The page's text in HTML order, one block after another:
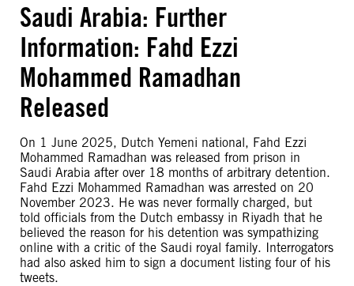
Saudi Arabia: Further
Information: Fahd Ezzi
Mohammed Ramadhan
Released
On 1 June 2025, Dutch Yemeni national, Fahd Ezzi
Mohammed Ramadhan was released from prison in
Saudi Arabia after over 18 months of arbitrary detention.
Fahd Ezzi Mohammed Ramadhan was arrested on 20
November 2023. He was never formally charged, but
told officials from the Dutch embassy in Riyadh that he
believed the reason for his detention was sympathizing
online with a critic of the Saudi royal family. Interrogators
had also asked him to sign a document listing four of his
tweets.